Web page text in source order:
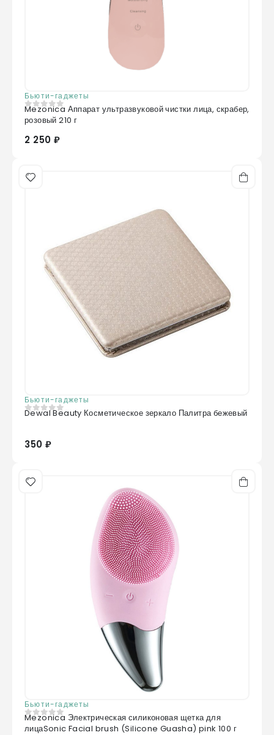
Бьюти-гаджеты
0из 5
Mezonica Аппарат ультразвуковой чистки лица, скрабер,
розовый 210 г
2 250 ₽
Бьюти-гаджеты
0 из 5
Dewal Beauty Косметическое зеркало Палитра бежевый
350 ₽
Бьюти-гаджеты
0из 5
Mezonica Электрическая силиконовая щетка для
лицаSonic Facial brush (Silicone Guasha) pink 100 г